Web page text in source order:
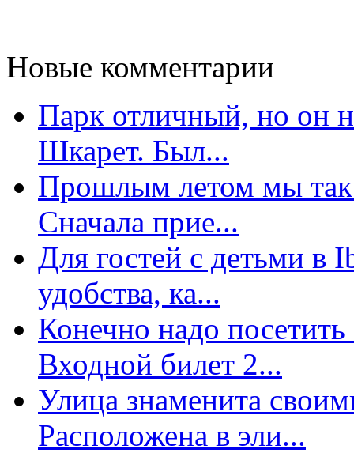
Новые комментарии
Парк отличный, но он
Шкарет. Был...
Прошлым летом мы так
Сначала прие...
Для гостей с детьми в
удобства, ка...
Конечно надо посетить
Входной билет 2...
Улица знаменита
Расположена в эли...